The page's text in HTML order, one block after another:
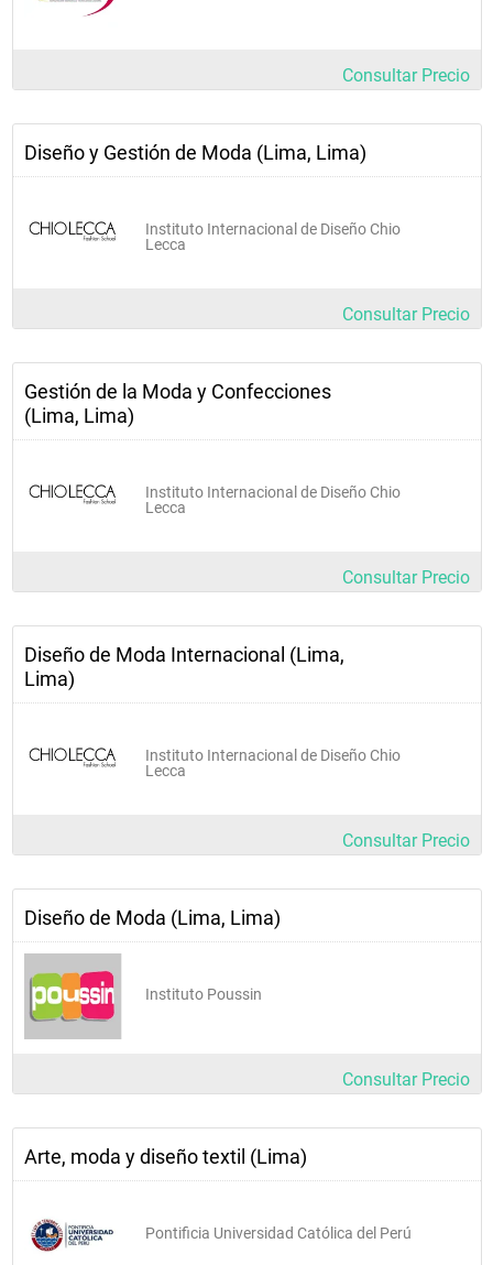
Consultar Precio
Diseño y Gestión de Moda (Lima, Lima)
Instituto Internacional de Diseño Chio
Lecca
Consultar Precio
Gestión de la Moda y Confecciones
(Lima, Lima)
Instituto Internacional de Diseño Chio
Lecca
Consultar Precio
Diseño de Moda Internacional (Lima,
Lima)
Instituto Internacional de Diseño Chio
Lecca
Consultar Precio
Diseño de Moda (Lima, Lima)
Instituto Poussin
Consultar Precio
Arte, moda y diseño textil (Lima)
Pontificia Universidad Católica del Perú